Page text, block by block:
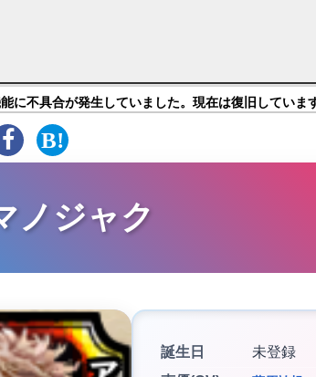
ャラ紹介
に不具合が発生していました。現在は復旧していま
ノジャク
誕生日
未登録